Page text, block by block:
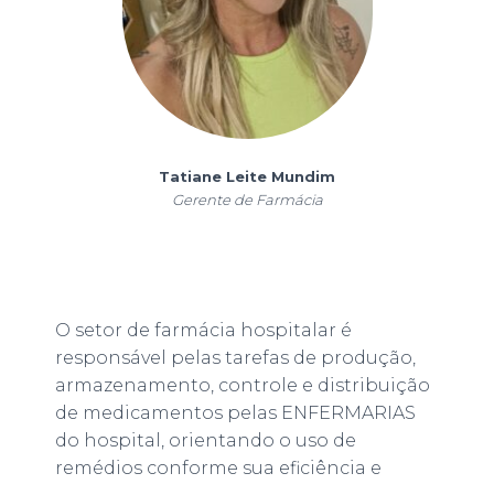
Tatiane Leite Mundim
Gerente de Farmácia
O setor de farmácia hospitalar é
responsável pelas tarefas de produção,
armazenamento, controle e distribuição
de medicamentos pelas ENFERMARIAS
do hospital, orientando o uso de
remédios conforme sua eficiência e